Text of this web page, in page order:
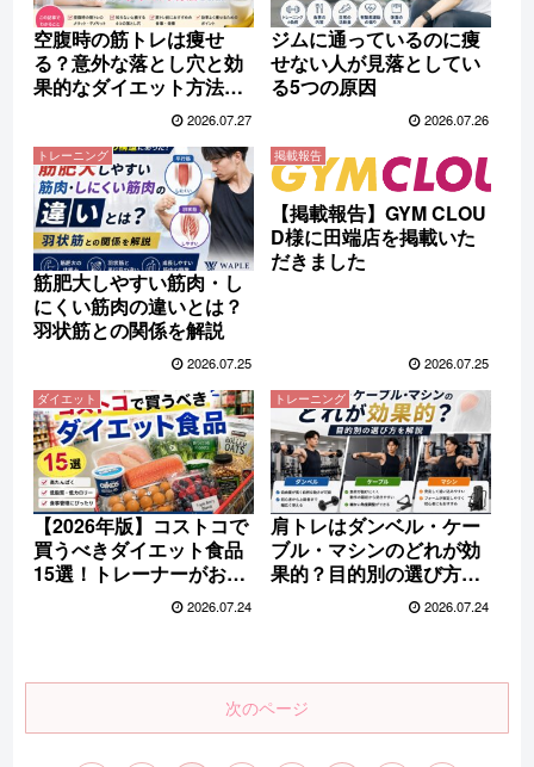
空腹時の筋トレは痩せ
る？意外な落とし穴と効
果的なダイエット方法を
2026.07.27
ジムに通っているのに痩
せない人が見落としてい
る5つの原因
2026.07.26
トレーニング
筋肥大しやすい筋肉・し
にくい筋肉の違いとは？
羽状筋との関係を解説
2026.07.25
掲載報告
【掲載報告】GYM CLOU
D様に田端店を掲載いた
だきました
2026.07.25
ダイエット
【2026年版】コストコで
買うべきダイエット食品
15選！トレーナーがおす
2026.07.24
トレーニング
肩トレはダンベル・ケー
ブル・マシンのどれが効
果的？目的別の選び方を
2026.07.24
次のページ